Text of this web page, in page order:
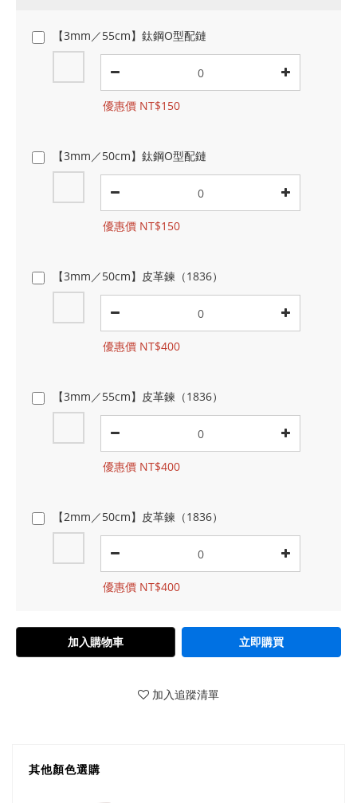
【3mm／55cm】鈦鋼O型配鏈
優惠價 NT$150
【3mm／50cm】鈦鋼O型配鏈
優惠價 NT$150
【3mm／50cm】皮革鍊（1836）
優惠價 NT$400
【3mm／55cm】皮革鍊（1836）
優惠價 NT$400
【2mm／50cm】皮革鍊（1836）
優惠價 NT$400
加入購物車 立即購買
加入追蹤清單
其他顏色選購